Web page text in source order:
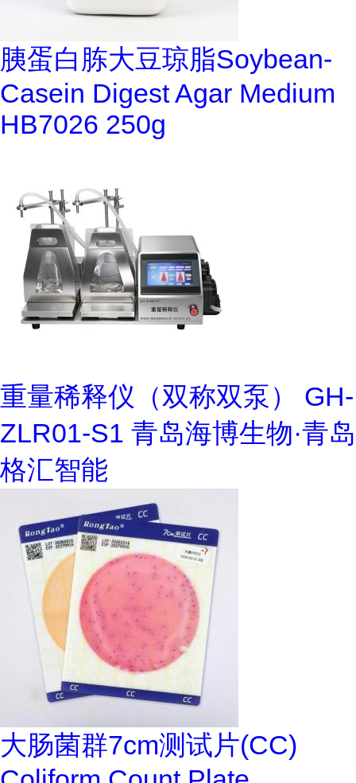
胰蛋白胨大豆琼脂Soybean-
Casein Digest Agar Medium
HB7026 250g
重量稀释仪（双称双泵） GH-
ZLR01-S1 青岛海博生物·青岛
格汇智能
大肠菌群7cm测试片(CC)